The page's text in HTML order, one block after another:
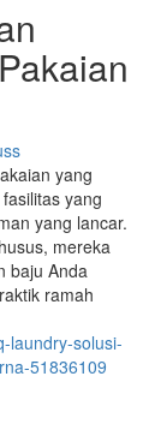
yang
yang
yang lancar.
mereka
baju Anda
ramah
laundry-solusi-
51836109